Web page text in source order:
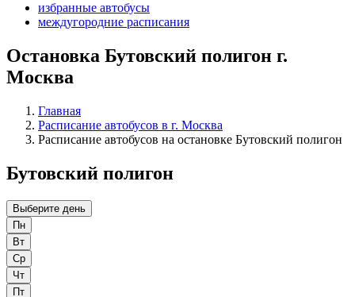
избранные автобусы
междугородние расписания
Остановка Бутовский полигон г.
Москва
Главная
Расписание автобусов в г. Москва
Расписание автобусов на остановке Бутовский полигон
Бутовский полигон
Выберите день
Пн
Вт
Ср
Чт
Пт